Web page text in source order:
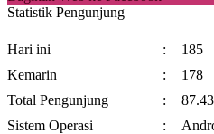
Statistik Pengunjung
Hari ini :
185
Kemarin
:
178
Total Pengunjung
:
Sistem Operasi
: